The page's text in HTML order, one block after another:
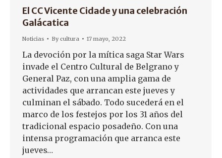
El CC Vicente Cidade y una celebración
Galácatica
Noticias Bycultura 17 mayo, 2022
La devoción por la mítica saga Star Wars
invade el Centro Cultural de Belgrano y
General Paz, con una amplia gama de
actividades que arrancan este jueves y
culminan el sábado. Todo sucederá en el
marco de los festejos por los 31 años del
tradicional espacio posadeño. Con una
intensa programación que arranca este
jueves…